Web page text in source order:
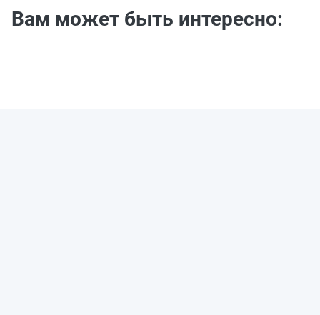
Вам может быть интересно: